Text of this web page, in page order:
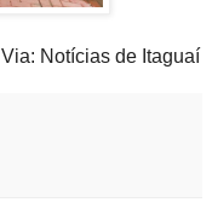
Via: Notícias de Itaguaí